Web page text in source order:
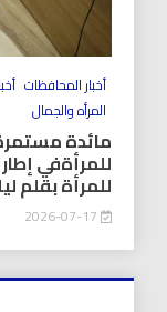
أخبار المحافظات
المرأه والجمال
مائدة
للمرأةفي
للمرأة بقلم